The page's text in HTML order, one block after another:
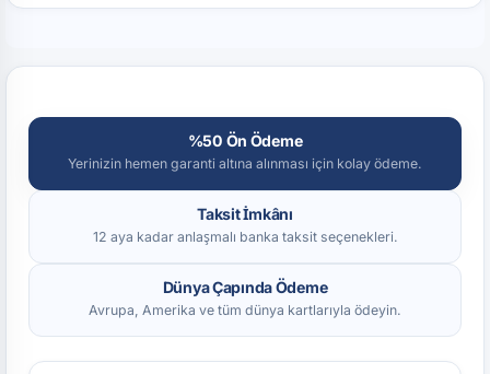
%50 Ön Ödeme
Yerinizin hemen garanti altına alınması için kolay ödeme.
Taksit İmkânı
12 aya kadar anlaşmalı banka taksit seçenekleri.
Dünya Çapında Ödeme
Avrupa, Amerika ve tüm dünya kartlarıyla ödeyin.